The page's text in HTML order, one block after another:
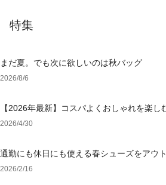
特集
まだ夏。でも次に欲しいのは秋バッグ
2026/8/6
【2026年最新】コスパよくおしゃれを楽し
トおすすめブランド特集
2026/4/30
通勤にも休日にも使える春シューズをアウ
2026/2/16